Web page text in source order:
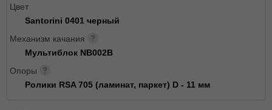
Цвет
Santorini 0401 черный
Механизм качания
Мультиблок NB002B
Опоры
Ролики RSA 705 (ламинат, паркет) D - 11 мм